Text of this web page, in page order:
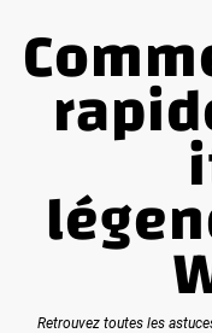
Retrouvez toutes les